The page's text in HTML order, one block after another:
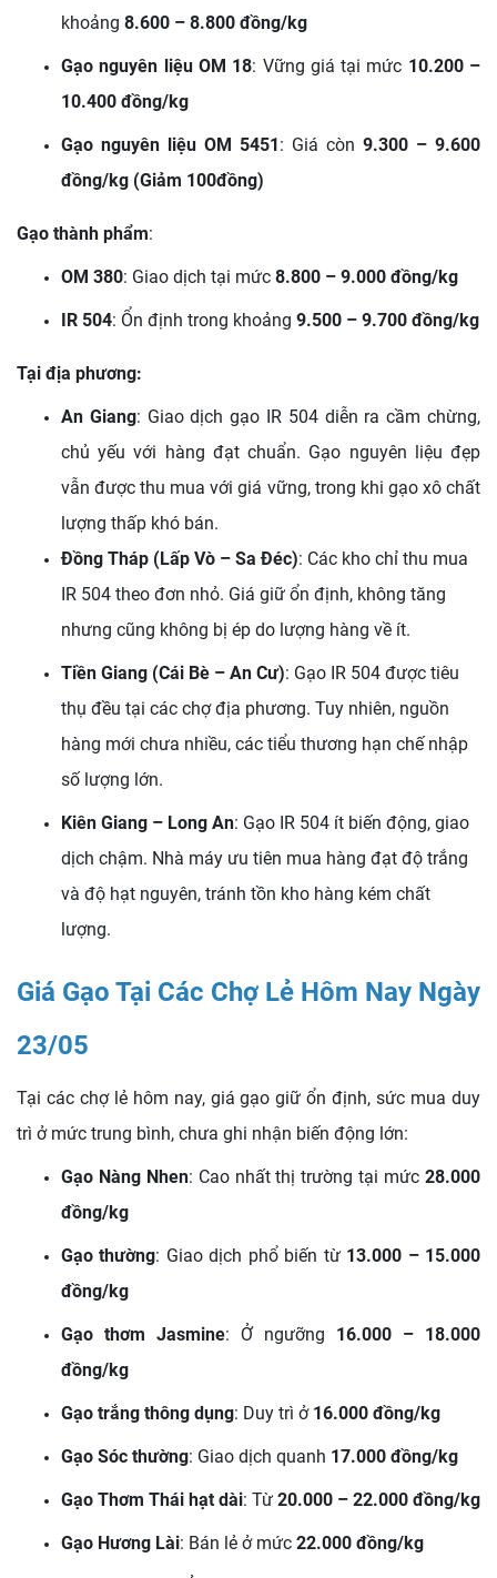
khoảng 8.600 – 8.800 đồng/kg
Gạo nguyên liệu OM 18: Vững giá tại mức 10.200 –
10.400 đồng/kg
Gạo nguyên liệu OM 5451: Giá còn 9.300 – 9.600
đồng/kg (Giảm 100đồng)
Gạo thành phẩm:
OM 380: Giao dịch tại mức 8.800 – 9.000 đồng/kg
IR 504: Ổn định trong khoảng 9.500 – 9.700 đồng/kg
Tại địa phương:
An Giang: Giao dịch gạo IR 504 diễn ra cầm chừng,
chủ yếu với hàng đạt chuẩn. Gạo nguyên liệu đẹp
vẫn được thu mua với giá vững, trong khi gạo xô chất
lượng thấp khó bán.
Đồng Tháp (Lấp Vò – Sa Đéc): Các kho chỉ thu mua
IR 504 theo đơn nhỏ. Giá giữ ổn định, không tăng
nhưng cũng không bị ép do lượng hàng về ít.
Tiền Giang (Cái Bè – An Cư): Gạo IR 504 được tiêu
thụ đều tại các chợ địa phương. Tuy nhiên, nguồn
hàng mới chưa nhiều, các tiểu thương hạn chế nhập
số lượng lớn.
Kiên Giang – Long An: Gạo IR 504 ít biến động, giao
dịch chậm. Nhà máy ưu tiên mua hàng đạt độ trắng
và độ hạt nguyên, tránh tồn kho hàng kém chất
lượng.
Giá Gạo Tại Các Chợ Lẻ Hôm Nay Ngày
23/05
Tại các chợ lẻ hôm nay, giá gạo giữ ổn định, sức mua duy
trì ở mức trung bình, chưa ghi nhận biến động lớn:
Gạo Nàng Nhen: Cao nhất thị trường tại mức28.000
đồng/kg
Gạo thường: Giao dịch phổ biến từ 13.000 – 15.000
đồng/kg
Gạo thơm Jasmine: Ở ngưỡng 16.000 – 18.000
đồng/kg
Gạo trắng thông dụng: Duy trì ở 16.000 đồng/kg
Gạo Sóc thường: Giao dịch quanh 17.000 đồng/kg
Gạo Thơm Thái hạt dài: Từ 20.000 – 22.000 đồng/kg
Gạo Hương Lài: Bán lẻ ở mức 22.000 đồng/kg